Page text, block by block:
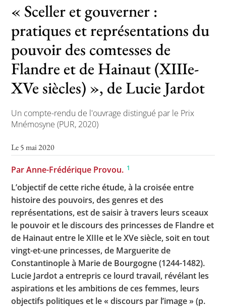
Concours de recrutement
Concours scolaires
Conférences, tables rondes
Critique d’ouvrages publiés
Culture
« Sceller et gouverner :
pratiques et représentations du
pouvoir des comtesses de
Flandre et de Hainaut (XIIIe-
XVe siècles) », de Lucie Jardot
Un compte-rendu de l'ouvrage distingué par le Prix
Mnémosyne (PUR, 2020)
Le 5 mai 2020
Par Anne-Frédérique Provou. 1
L’objectif de cette riche étude, à la croisée entre
histoire des pouvoirs, des genres et des
représentations, est de saisir à travers leurs sceaux
le pouvoir et le discours des princesses de Flandre et
de Hainaut entre le XIIIe et le XVe siècle, soit en tout
vingt-et-une princesses, de Marguerite de
Constantinople à Marie de Bourgogne (1244-1482).
Lucie Jardot a entrepris ce lourd travail, révélant les
aspirations et les ambitions de ces femmes, leurs
objectifs politiques et le « discours par l’image » (p.